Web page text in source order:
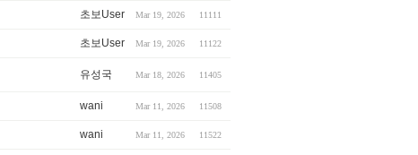
초보User Mar 19, 2026 11111
초보User Mar 19, 2026 11122
유성국 Mar 18, 2026 11405
wani Mar 11, 2026 11508
wani Mar 11, 2026 11522